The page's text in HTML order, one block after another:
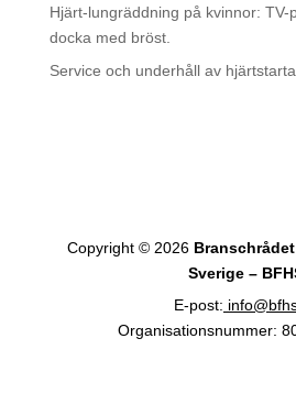
Hjärt-lungräddning på kvinnor: TV-
docka med bröst.
Service och underhåll av
Copyright © 2026
Sverige –
E-post:
Organisationsnummer: